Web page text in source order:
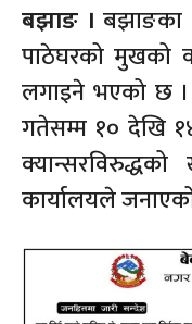
बझाङ । बझाङका
पाठेघरको मुखको
लगाइने भएको छ
गतेसम्म १० देखि
कार्यालयले